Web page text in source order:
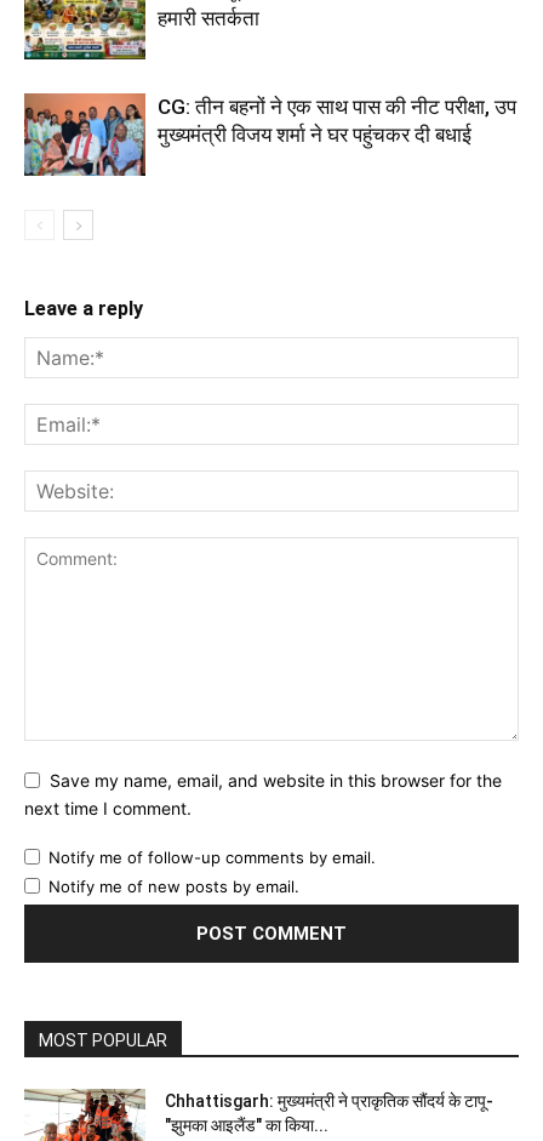
हमारी सतर्कता
CG: तीन बहनों ने एक साथ पास की नीट परीक्षा, उप
मुख्यमंत्री विजय शर्मा ने घर पहुंचकर दी बधाई
Leave a reply
Save my name, email, and website in this browser for the
next time I comment.
Notify me of follow-up comments by email.
Notify me of new posts by email.
MOST POPULAR
Chhattisgarh: मुख्यमंत्री ने प्राकृतिक सौंदर्य के टापू-
"झुमका आइलैंड" का किया...